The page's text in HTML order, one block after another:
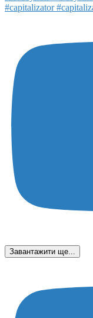
Завантажити ще...